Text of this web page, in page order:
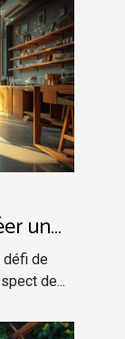
un
défi de
de...